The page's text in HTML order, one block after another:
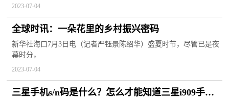
2023-07-04
全球时讯：一朵花里的乡村振兴密码
新华社海口7月3日电（记者严钰景陈绍华）盛夏时节，尽管已是夜
幕时分，
2023-07-04
三星手机s/n码是什么？怎么才能知道三星i909手机